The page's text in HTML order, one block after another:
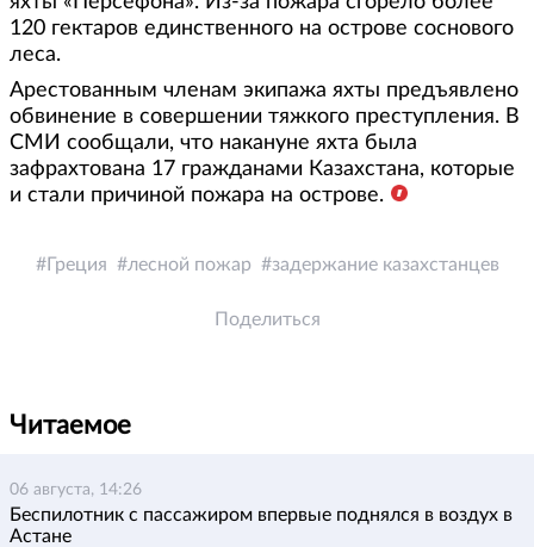
120 гектаров единственного на острове соснового
леса.
Арестованным членам экипажа яхты предъявлено
обвинение в совершении тяжкого преступления. В
СМИ сообщали, что накануне яхта была
зафрахтована 17 гражданами Казахстана, которые
и стали причиной пожара на острове.
Греция лесной пожар задержание казахстанцев
Поделиться
Читаемое
06 августа, 14:26
Беспилотник с пассажиром впервые поднялся в воздух в
Астане